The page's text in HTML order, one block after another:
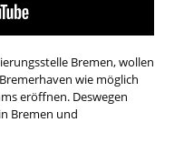
Bremen, wollen
wie möglich
eröffnen. Deswegen
Bremen und